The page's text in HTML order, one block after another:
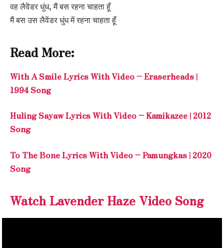
वह लैवेंडर धुंध, मैं बस रहना चाहता हूँ
मैं बस उस लैवेंडर धुंध में रहना चाहता हूँ
Read More:
With A Smile Lyrics With Video – Eraserheads |
1994 Song
Huling Sayaw Lyrics With Video – Kamikazee | 2012
Song
To The Bone Lyrics With Video – Pamungkas | 2020
Song
Watch Lavender Haze Video Song